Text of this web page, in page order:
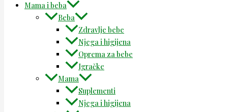
Mama i beba
Beba
Zdravlje bebe
Njega i higijena
Oprema za bebe
Igračke
Mama
Suplementi
Njega i higijena